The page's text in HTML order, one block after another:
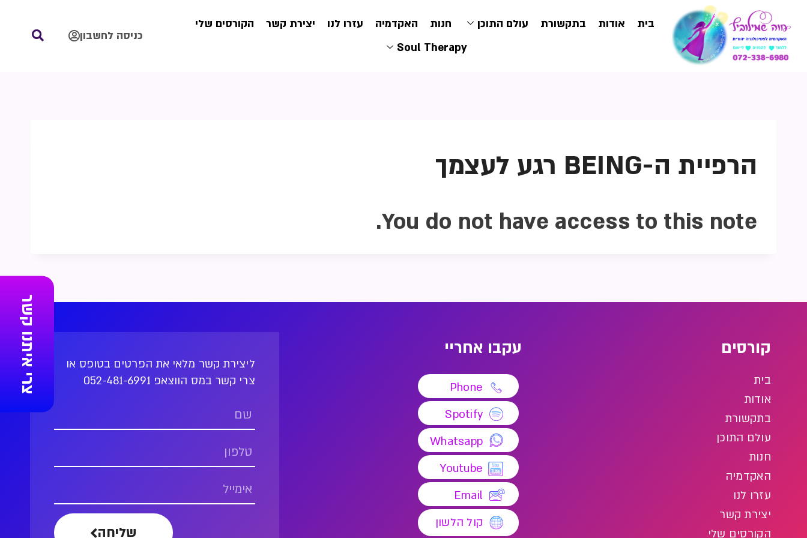
בית אודות בתקשורת עולם התוכן חנות האקדמיה עזרו לנו יצירת קשר
הקורסים שלי
Soul Therapy
כניסה לחשבון
הרפיית ה-BEING רגע לעצמך
You do not have access to this note.
קורסים
בית
אודות
בתקשורת
עולם התוכן
חנות
האקדמיה
עזרו לנו
יצירת קשר
הקורסים שלי
עקבו אחריי
Phone
Spotify
Whatsapp
Youtube
Email
קול הלשון
ליצירת קשר מלאי את הפרטים בטופס או
צרי קשר במס הווצאפ 052-481-6991
שליחה
צרי איתנו קשר